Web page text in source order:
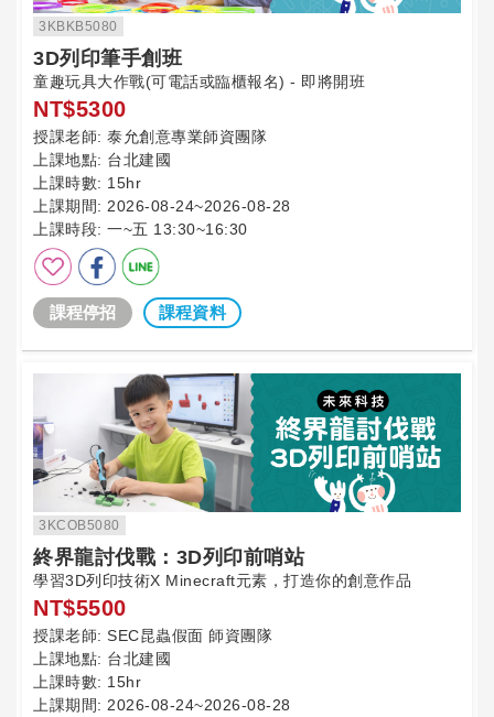
3KBKB5080
3D列印筆手創班
童趣玩具大作戰(可電話或臨櫃報名) - 即將開班
NT$5300
授課老師: 泰允創意專業師資團隊
上課地點: 台北建國
上課時數: 15hr
上課期間: 2026-08-24~2026-08-28
上課時段: 一~五 13:30~16:30
課程停招 課程資料
3KCOB5080
終界龍討伐戰：3D列印前哨站
學習3D列印技術X Minecraft元素，打造你的創意作品
NT$5500
授課老師: SEC昆蟲假面 師資團隊
上課地點: 台北建國
上課時數: 15hr
上課期間: 2026-08-24~2026-08-28